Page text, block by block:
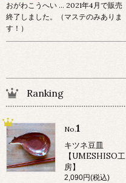
おがわこうへい … 2021年4月で販売
終了しました。（マステのみありま
す！）
Ranking
No.1
キツネ豆皿
【UMESHISO工
房】
2,090円(税込)